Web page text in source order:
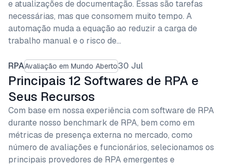
e atualizações de documentação. Essas são tarefas
necessárias, mas que consomem muito tempo. A
automação muda a equação ao reduzir a carga de
trabalho manual e o risco de…
RPAAvaliação em Mundo Aberto30 Jul
Principais 12 Softwares de RPA e
Seus Recursos
Com base em nossa experiência com software de RPA
durante nosso benchmark de RPA, bem como em
métricas de presença externa no mercado, como
número de avaliações e funcionários, selecionamos os
principais provedores de RPA emergentes e